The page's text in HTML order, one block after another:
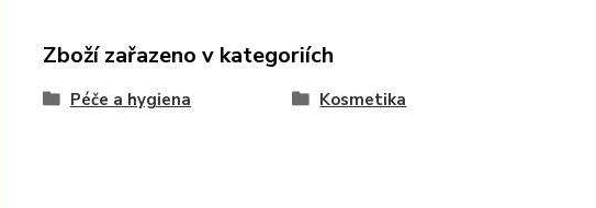
Zboží zařazeno v kategoriích
Péče a hygiena Kosmetika